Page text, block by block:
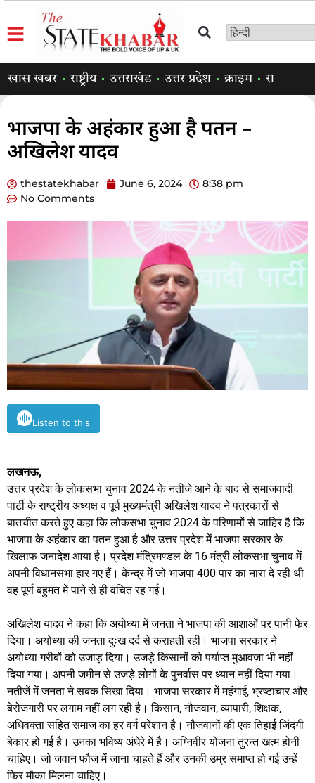
खास खबर राष्ट्रीय उत्तराखंड उत्तर प्रदेश क्राइम राजनीति
भाजपा के अहंकार हुआ है पतन –
अखिलेश यादव
thestatekhabar June 6, 2024
8:38 pm
No Comments
Listen to this
लखनऊ,
उत्तर प्रदेश के लोकसभा चुनाव 2024 के नतीजे आने के बाद से समाजवादी
पार्टी के राष्ट्रीय अध्यक्ष व पूर्व मुख्यमंत्री अखिलेश यादव ने पत्रकारों से
बातचीत करते हुए कहा कि लोकसभा चुनाव 2024 के परिणामों से जाहिर है कि
भाजपा के अहंकार का पतन हुआ है और उत्तर प्रदेश में भाजपा सरकार के
खिलाफ जनादेश आया है। प्रदेश मंत्रिमण्डल के 16 मंत्री लोकसभा चुनाव में
अपनी विधानसभा हार गए हैं। केन्द्र में जो भाजपा 400 पार का नारा दे रही थी
वह पूर्ण बहुमत में पाने से ही वंचित रह गई।
अखिलेश यादव ने कहा कि अयोध्या में जनता ने भाजपा की आशाओं पर पानी फेर
दिया। अयोध्या की जनता दुःख दर्द से कराहती रही। भाजपा सरकार ने
अयोध्या गरीबों को उजाड़ दिया। उजड़े किसानों को पर्याप्त मुआवजा भी नहीं
दिया गया। अपनी जमीन से उजड़े लोगों के पुनर्वास पर ध्यान नहीं दिया गया।
नतीजें में जनता ने सबक सिखा दिया। भाजपा सरकार में महंगाई, भ्रष्टाचार और
बेरोजगारी पर लगाम नहीं लग रही है। किसान, नौजवान, व्यापारी, शिक्षक,
अधिवक्ता सहित समाज का हर वर्ग परेशान है। नौजवानों की एक तिहाई जिंदगी
बेकार हो गई है। उनका भविष्य अंधेरे में है। अग्निवीर योजना तुरन्त खत्म होनी
चाहिए। जो जवान फौज में जाना चाहते हैं और उनकी उम्र समाप्त हो गई उन्हें
फिर मौका मिलना चाहिए।